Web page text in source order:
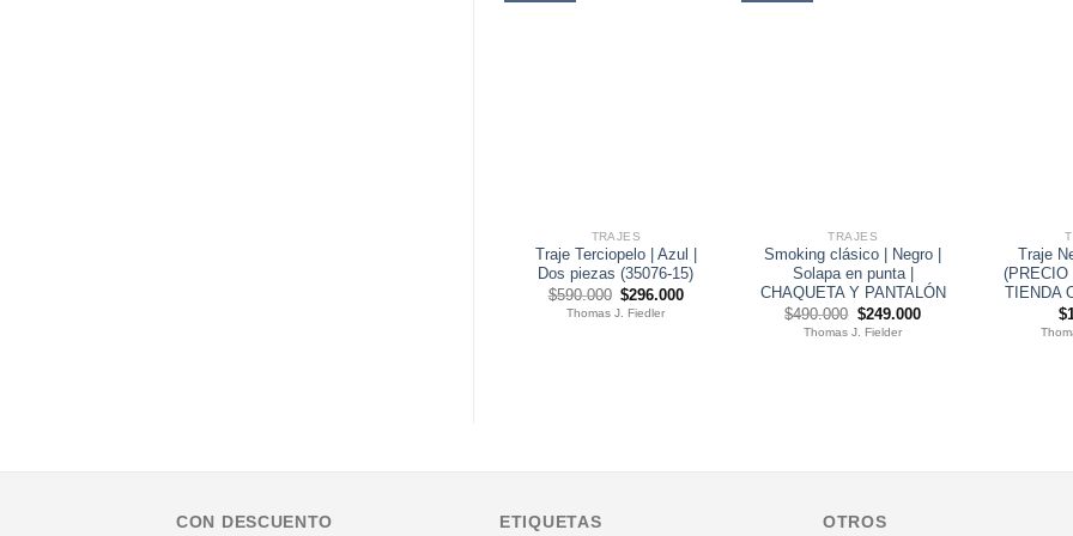
TRAJES
Traje Terciopelo | Azul |
Dos piezas (35076-15)
$590.000 El
precio
original
$296.000El
Thomas J. Fiedler
TRAJES
Smoking clásico | Negro |
Solapa en punta |
CHAQUETA Y PANTALÓN
$490.000 El
precio
original
$249.000El
Thomas J. Fielder
Traje
(PRECIO
TIENDA
$
CON DESCUENTO ETIQUETAS OTROS